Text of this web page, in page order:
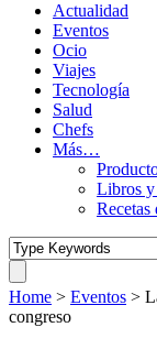
Actualidad
Eventos
Ocio
Viajes
Tecnología
Salud
Chefs
Más…
Libros y
Recetas
Home > Eventos >
congreso